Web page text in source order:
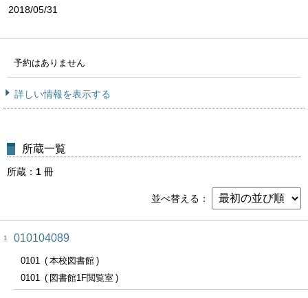
2018/05/31
予約はありません
詳しい情報を表示する
所蔵一覧
所蔵 1 冊
並べ替える
1 010104089
0101
本校図書館
0101
図書館1F閲覧室